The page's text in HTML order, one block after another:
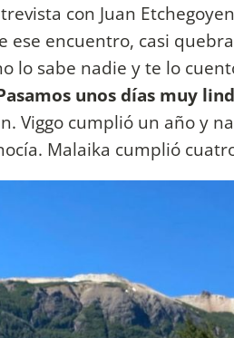
con Juan
ese encuentro, casi
lo sabe nadie y te lo
unos días muy
Viggo cumplió un año y
Malaika cumplió